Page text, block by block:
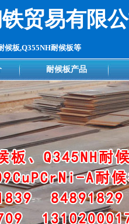
贸易有限
候板,Q355NH耐候板等
耐候板产品